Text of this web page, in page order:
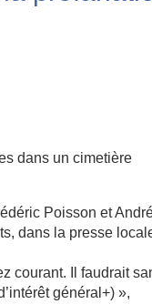
dans un cimetière
Poisson et
dans la presse
courant. Il faudrait
général+) »,